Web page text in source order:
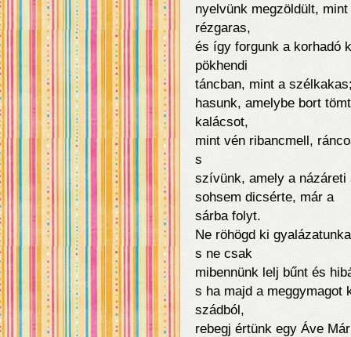
nyelvünk megzöldült, mint
rézgaras,
és így forgunk a korhadó
pökhendi
táncban, mint a
hasunk, amelybe bort
kalácsot,
mint vén ribancmell,
s
szívünk, amely a názáreti
sohsem dicsérte, már a
sárba folyt.
Ne röhögd ki
s ne csak
mibennünk lelj bűnt és
s ha majd a meggymagot
szádból,
rebegj értünk egy Áve